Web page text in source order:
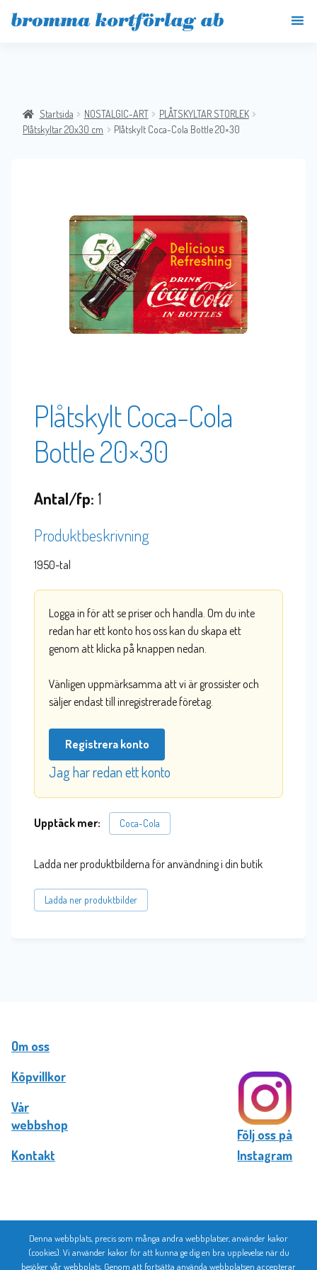
Startsida NOSTALGIC-ART
PLÅTSKYLTAR STORLEK
Plåtskyltar 20x30 cm
Plåtskylt Coca-Cola Bottle 20×30
Plåtskylt Coca-Cola
Bottle 20×30
Antal/fp: 1
Produktbeskrivning
1950-tal
Logga in för att se priser och handla. Om du inte
redan har ett konto hos oss kan du skapa ett
genom att klicka på knappen nedan.
Vänligen uppmärksamma att vi är grossister och
säljer endast till inregistrerade företag.
Registrera konto
Jag har redan ett konto
Upptäck mer: Coca-Cola
Ladda ner produktbilderna för användning i din butik
Ladda ner produktbilder
Om oss
Köpvillkor
Vår
webbshop
Kontakt
Följ oss på
Instagram
© 2026 Bromma Kortförlag
Denna webbplats, precis som många andra webbplatser, använder kakor
(cookies). Vi använder kakor för att kunna ge dig en bra upplevelse när du
besöker vår webbplats. Genom att fortsätta använda webbplatsen accepterar